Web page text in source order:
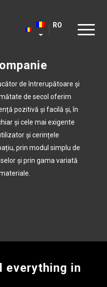
RO
de întrerupătoare și
de secol oferim
pozitivă și facilă și, în
și cele mai exigente
și cerințele
prin modul simplu de
și prin gama variată
everything in